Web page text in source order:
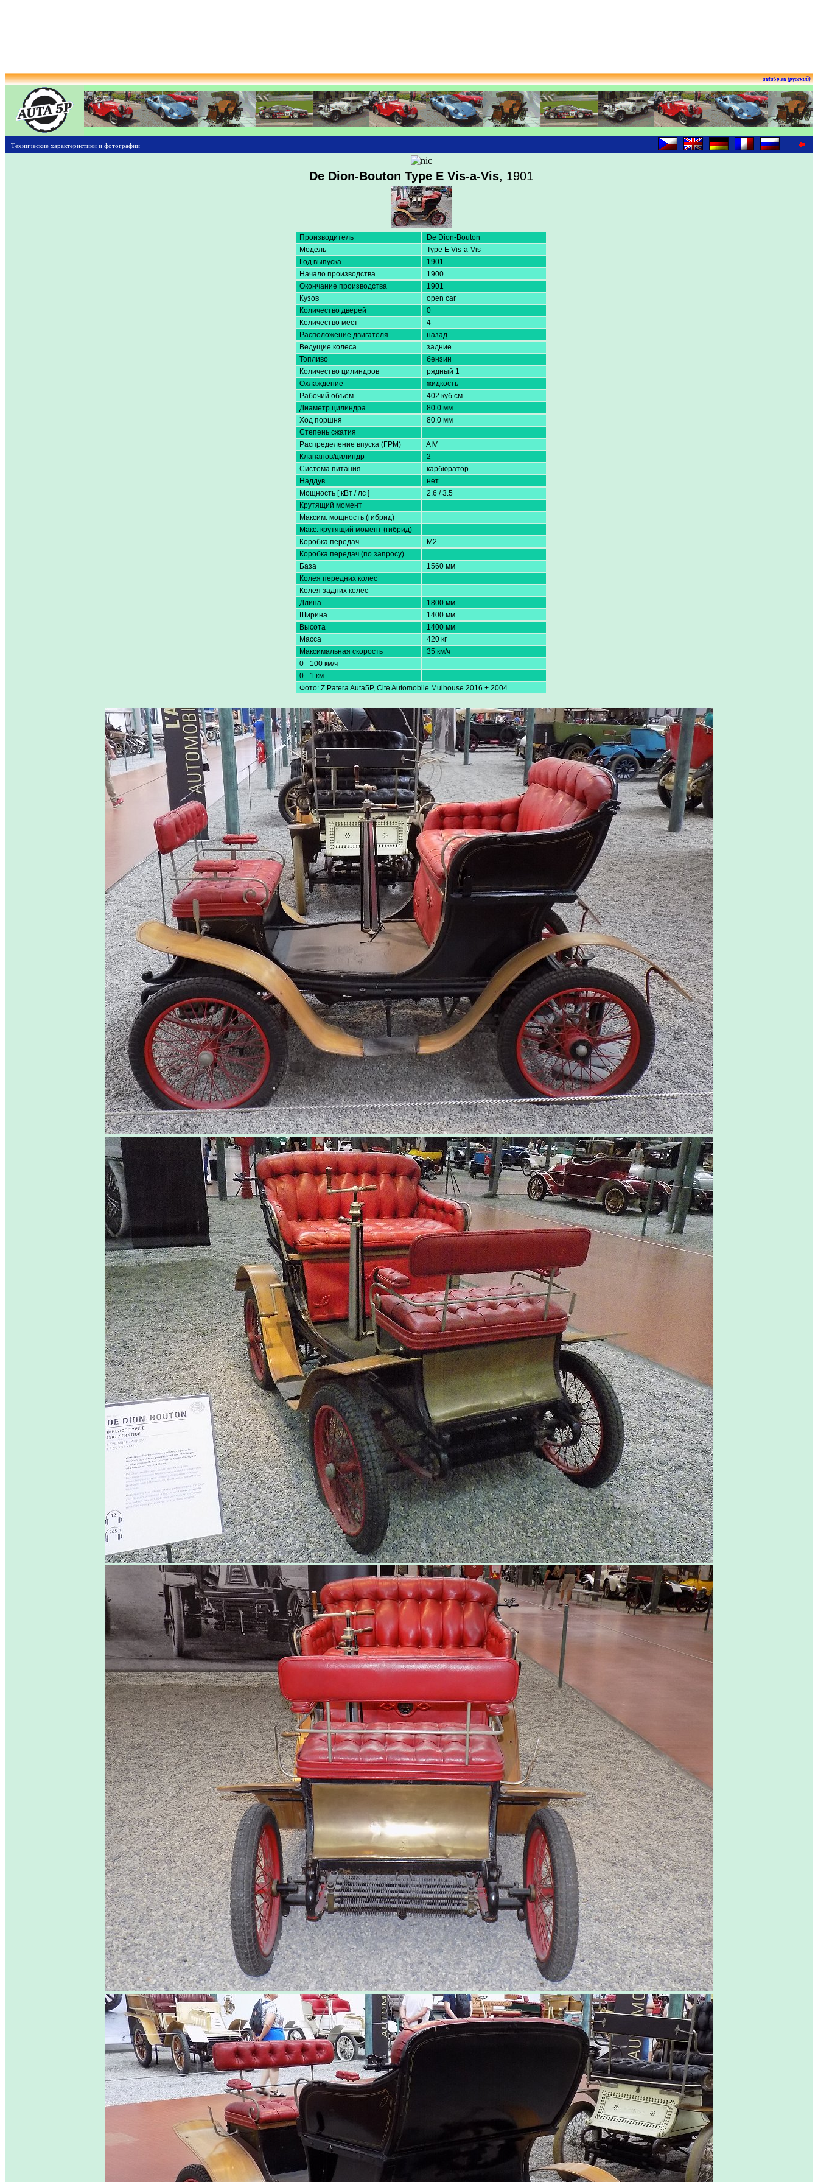
auta5p.eu (русский)
Технические характеристики и фотографии
De Dion-Bouton Type E Vis-a-Vis, 1901
Производитель
De Dion-Bouton
Модель
Type E Vis-a-Vis
Год выпуска
1901
Начало производства
1900
Окончание производства
1901
Кузов
open car
Количество дверей
0
Количество мест
4
Расположение двигателя
назад
Ведущие колеса
задниe
Топливо
бензин
Количество цилиндров
рядный 1
Охлаждение
жидкость
Рабочий объём
402 куб.см
Диаметр цилиндра
80.0 мм
Ход поршня
80.0 мм
Степень сжатия
Распределение впуска (ГРМ)
AIV
Клапанов/цилиндр
2
Система питания
карбюратор
Наддув
нет
Мощность [ кВт / лс ]
2.6 / 3.5
Крутящий момент
Максим. мощность (гибрид)
Макс. крутящий момент (гибрид)
Коробка передач
M2
Коробка передач (по запросу)
База
1560 мм
Колея передних колес
Колея задних колес
Длина
1800 мм
Ширина
1400 мм
Высота
1400 мм
Масса
420 кг
Максимальная скорость
35 км/ч
0 - 100 км/ч
0 - 1 км
Фото: Z.Patera Auta5P, Cite Automobile Mulhouse 2016 + 2004